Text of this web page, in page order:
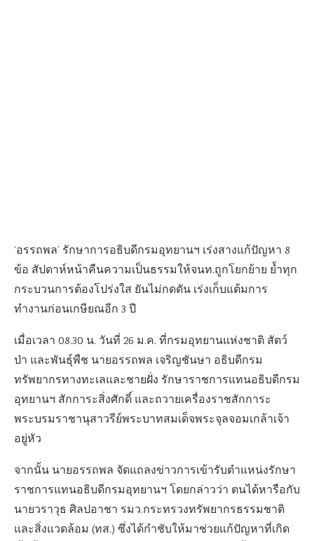
‘อรรถพล’ รักษาการอธิบดีกรมอุทยานฯ เร่งสางแก้ปัญหา 8
ข้อ สัปดาห์หน้าคืนความเป็นธรรมให้จนท.ถูกโยกย้าย ย้ำทุก
กระบวนการต้องโปร่งใส ยันไม่กดดัน เร่งเก็บแต้มการ
ทำงานก่อนเกษียณอีก 3 ปี
เมื่อเวลา 08.30 น. วันที่ 26 ม.ค. ที่กรมอุทยานแห่งชาติ สัตว์
ป่า และพันธุ์พืช นายอรรถพล เจริญชันษา อธิบดีกรม
ทรัพยากรทางทะเลและชายฝั่ง รักษาราชการแทนอธิบดีกรม
อุทยานฯ สักการะสิ่งศักดิ์ และถวายเครื่องราชสักการะ
พระบรมราชานุสาวรีย์พระบาทสมเด็จพระจุลจอมเกล้าเจ้า
อยู่หัว
จากนั้น นายอรรถพล จัดแถลงข่าวการเข้ารับตำแหน่งรักษา
ราชการแทนอธิบดีกรมอุทยานฯ โดยกล่าวว่า ตนได้หารือกับ
นายวราวุธ ศิลปอาชา รมว.กระทรวงทรัพยากรธรรมชาติ
และสิ่งแวดล้อม (ทส.) ซึ่งได้กำชับให้มาช่วยแก้ปัญหาที่เกิด